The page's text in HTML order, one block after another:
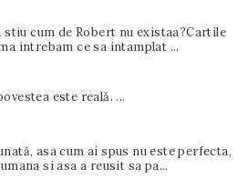
stiu cum de Robert nu existaa?Cartile
intrebam ce sa intamplat ...
este reală. ...
asa cum ai spus nu este perfecta,
si asa a reusit sa pa...